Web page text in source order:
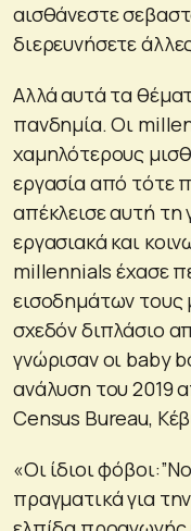
αισθάνεστε
διερευνήσετε
Αλλά αυτά τα
πανδημία. Οι
χαμηλότερους
εργασία από τότε
απέκλεισε αυτή τη
εργασιακά και
millennials έχασε
εισοδημάτων τους
σχεδόν διπλάσιο
γνώρισαν οι baby
ανάλυση του 2019
Census Bureau,
«Οι ίδιοι
πραγματικά για